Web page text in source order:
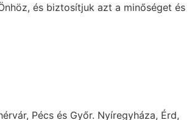
és biztosítjuk azt a minőséget és
Pécs és Győr. Nyíregyháza, Érd,